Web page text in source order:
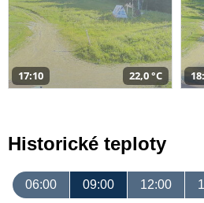
17:10 22,0 °C
Historické teploty
06:00 09:00 12:00